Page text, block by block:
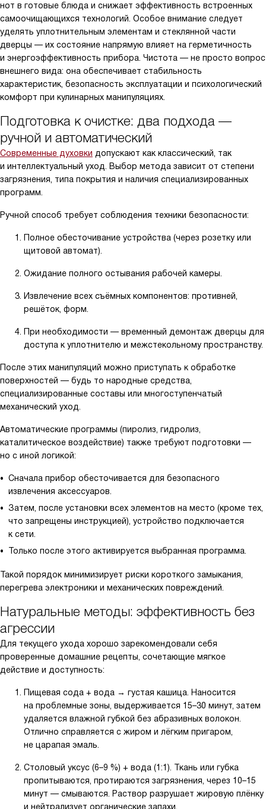
нот в готовые блюда и снижает эффективность встроенных
самоочищающихся технологий. Особое внимание следует
уделять уплотнительным элементам и стеклянной части
дверцы — их состояние напрямую влияет на герметичность
и энергоэффективность прибора. Чистота — не просто вопрос
внешнего вида: она обеспечивает стабильность
характеристик, безопасность эксплуатации и психологический
комфорт при кулинарных манипуляциях.
Подготовка к очистке: два подхода —
ручной и автоматический
Современные духовки допускают как классический, так
и интеллектуальный уход. Выбор метода зависит от степени
загрязнения, типа покрытия и наличия специализированных
программ.
Ручной способ требует соблюдения техники безопасности:
Полное обесточивание устройства (через розетку или
щитовой автомат).
Ожидание полного остывания рабочей камеры.
Извлечение всех съёмных компонентов: противней,
решёток, форм.
При необходимости — временный демонтаж дверцы для
доступа к уплотнителю и межстекольному пространству.
После этих манипуляций можно приступать к обработке
поверхностей — будь то народные средства,
специализированные составы или многоступенчатый
механический уход.
Автоматические программы (пиролиз, гидролиз,
каталитическое воздействие) также требуют подготовки —
но с иной логикой:
Сначала прибор обесточивается для безопасного
извлечения аксессуаров.
Затем, после установки всех элементов на место (кроме тех,
что запрещены инструкцией), устройство подключается
к сети.
Только после этого активируется выбранная программа.
Такой порядок минимизирует риски короткого замыкания,
перегрева электроники и механических повреждений.
Натуральные методы: эффективность без
агрессии
Для текущего ухода хорошо зарекомендовали себя
проверенные домашние рецепты, сочетающие мягкое
действие и доступность:
Пищевая сода + вода → густая кашица. Наносится
на проблемные зоны, выдерживается 15–30 минут, затем
удаляется влажной губкой без абразивных волокон.
Отлично справляется с жиром и лёгким пригаром,
не царапая эмаль.
Столовый уксус (6–9 %) + вода (1:1). Ткань или губка
пропитываются, протираются загрязнения, через 10–15
минут — смываются. Раствор разрушает жировую плёнку
и нейтрализует органические запахи.